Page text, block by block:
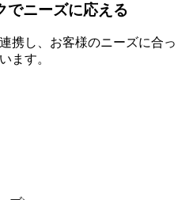
でニーズに応える
携し、お客様のニーズに合っ
ます。